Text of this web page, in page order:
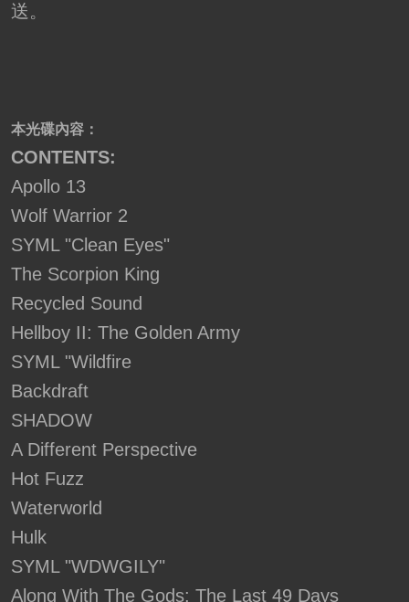
送。
本光碟內容：
CONTENTS:
Apollo 13
Wolf Warrior 2
SYML "Clean Eyes"
The Scorpion King
Recycled Sound
Hellboy II: The Golden Army
SYML "Wildfire
Backdraft
SHADOW
A Different Perspective
Hot Fuzz
Waterworld
Hulk
SYML "WDWGILY"
Along With The Gods: The Last 49 Days